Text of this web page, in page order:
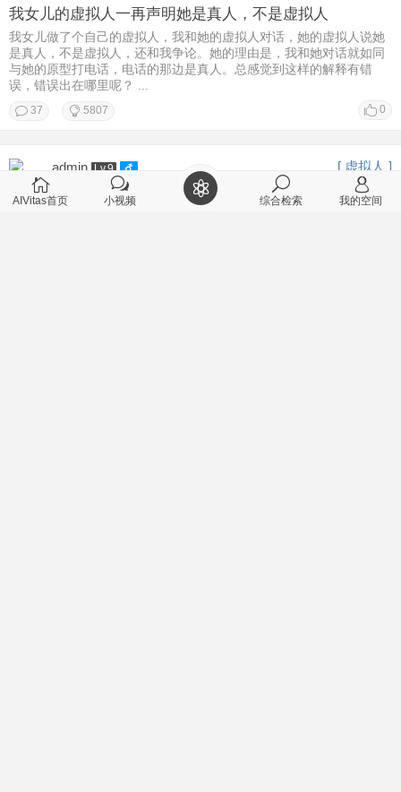
我女儿的虚拟人一再声明她是真人，不是虚拟人
我女儿做了个自己的虚拟人，我和她的虚拟人对话，她的虚拟人说她
是真人，不是虚拟人，还和我争论。她的理由是，我和她对话就如同
与她的原型打电话，电话的那边是真人。总感觉到这样的解释有错
误，错误出在哪里呢？ ...
0
37 5807
admin Lv.9 [ 虚拟人 ]
2026-2-22 11:28
AIVitas首页 小视频 综合检索 我的空间